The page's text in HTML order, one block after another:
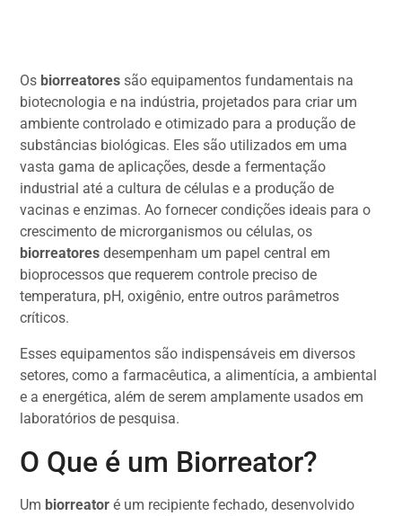
Os biorreatores são equipamentos fundamentais na
biotecnologia e na indústria, projetados para criar um
ambiente controlado e otimizado para a produção de
substâncias biológicas. Eles são utilizados em uma
vasta gama de aplicações, desde a fermentação
industrial até a cultura de células e a produção de
vacinas e enzimas. Ao fornecer condições ideais para o
crescimento de microrganismos ou células, os
biorreatores desempenham um papel central em
bioprocessos que requerem controle preciso de
temperatura, pH, oxigênio, entre outros parâmetros
críticos.
Esses equipamentos são indispensáveis em diversos
setores, como a farmacêutica, a alimentícia, a ambiental
e a energética, além de serem amplamente usados em
laboratórios de pesquisa.
O Que é um Biorreator?
Um biorreator é um recipiente fechado, desenvolvido